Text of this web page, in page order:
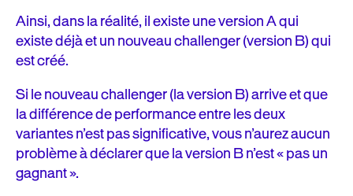
Ainsi, dans la réalité, il existe une version A qui
existe déjà et un nouveau challenger (version B) qui
est créé.
Si le nouveau challenger (la version B) arrive et que
la différence de performance entre les deux
variantes n’est pas significative, vous n’aurez aucun
problème à déclarer que la version B n’est « pas un
gagnant ».